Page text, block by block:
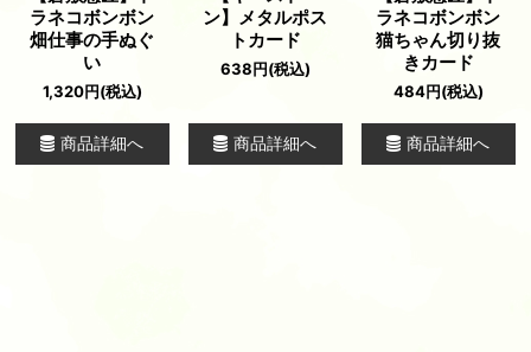
ラネコボンボン
畑仕事の手ぬぐ
い
1,320円(税込)
商品詳細へ
ン】メタルポス
トカード
638円(税込)
商品詳細へ
ラネコボンボン
猫ちゃん切り抜
きカード
484円(税込)
商品詳細へ